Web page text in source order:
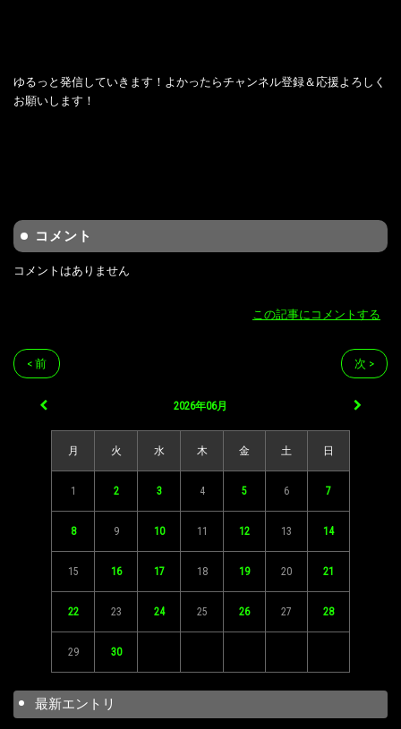
ゆるっと発信していきます！よかったらチャンネル登録＆応援よろしく
お願いします！
コメント
コメントはありません
この記事にコメントする
< 前 次 >
2026年06月
月 火 水 木 金 土 日
1 2 3 4 5 6 7
8 9 10 11 12 13 14
15 16 17 18 19 20 21
22 23 24 25 26 27 28
29 30
最新エントリ